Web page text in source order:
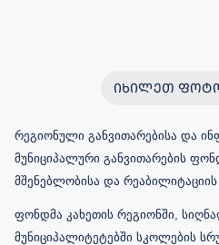
ᲘᲮᲘᲚᲔᲗ
რეგიონული განვითარებისა და
მუნიციპალური განვითარების
მშენებლობისა და რეაბილიტაციის
ფონდმა კახეთის რეგიონში,
მუნიციპალიტეტებში სკოლების